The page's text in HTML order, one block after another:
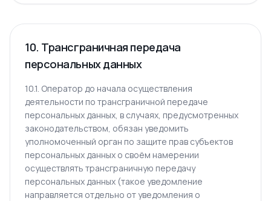
10. Трансграничная передача
персональных данных
10.1. Оператор до начала осуществления
деятельности по трансграничной передаче
персональных данных, в случаях, предусмотренных
законодательством, обязан уведомить
уполномоченный орган по защите прав субъектов
персональных данных о своём намерении
осуществлять трансграничную передачу
персональных данных (такое уведомление
направляется отдельно от уведомления о